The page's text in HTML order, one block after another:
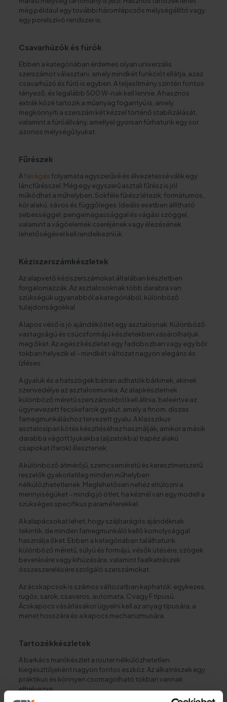
még például egy további háromlépcsős mélységállító vagy
egy porelszívó rendszer is.
Csavarhúzók és fúrók
Ebben a kategóriában érdemes olyan univerzális
szerszámot választani, amely mindkét funkciót ellátja, azaz
csavarhúzó és fúró is egyben. A teljesítmény szintén fontos
tényező, és legalább 500 W-nak kell lennie. A hasznos
extrák közé tartozik a műanyag fogantyú is, amely
megkönnyíti a szerszám két kézzel történő stabilizálását,
valamint a fúróállvány, amellyel gyorsan fúrhatunk egy sor
azonos mélységű lyukat.
Fűrészek
Afavágás folyamata egyszerűvé és élvezetessé válik egy
láncfűrésszel. Még egy egyszerű asztali fűrész is jól
működhet a műhelyben. Sokféle fűrész létezik: formátumos,
kör alakú, sávos és függőleges. Ideális esetben állítható
sebességgel, pengemagassággal és vágási szöggel,
valamint a vágóelemek cseréjének vagy élezésének
lehetőségével kell rendelkezniük.
Kéziszerszámkészletek
Az alapvető kéziszerszámokat általában készletben
forgalomazzák. Az asztalosoknak több darabra van
szükségük ugyanabból a kategóriából, különböző
tulajdonságokkal.
A lapos véső is jó ajándékötlet egy asztalosnak. Különböző
vastagságú és csúcsformájú készletekben vásárolhatjuk
meg őket. Az egész készletet egy fadobozban vagy egy bőr
tokban helyezik el – mindkét változat nagyon elegáns és
ízléses.
A gyaluk és a hatszögek bátran adhatók bárkinek, akinek
szenvedélye az asztalosmunka. Az alapkészletnek
különböző méretű szerszámokból kell állnia, beleértve az
úgynevezett fecskefarok gyalut, amely a finom, díszes
famegmunkáláshoz tervezett gyalu. A klasszikus
asztalosipari kötés készítéséhez használják, amikor a másik
darabba vágott lyukakba (aljzatokba) trapéz alakú
csapokat (farok) illesztenek.
A különböző átmérőjű, szemcseméretű és keresztmetszetű
reszelők gyakorlatilag minden műhelyben
nélkülözhetetlenek. Meglehetősen nehéz eltúlozni a
mennyiségüket – mindig jó ötlet, ha kéznél van egy modell a
szükséges specifikus paraméterekkel.
A kalapácsokat lehet, hogy szájbarágós ajándéknak
tekintik, de minden famegmunkáló kellő komolysággal
használja őket. Ebben a kategóriában találhatunk
különböző méretű, súlyú és formájú, vésők ütésére, szögek
beverésére vagy kihúzására, valamint faalkatrészek
összeszerelésére szolgáló szerszámokat.
Az ácskapcsok is számos változatban kaphatók: egykezes,
rugós, sarok, csavaros, automata, C vagy F típusú.
Ácskapocs vásárlásakor ügyelni kell az anyag típusára, a
menet hosszára és a kapocs mechanizmusára.
Tartozékkészletek
A barkács marókészlet a router nélkülözhetetlen
kiegészítőjeként nagyon fontos eszköz. Az alkatrészek egy
praktikus és könnyen csomagolható tokban vannak
elhelyezve.